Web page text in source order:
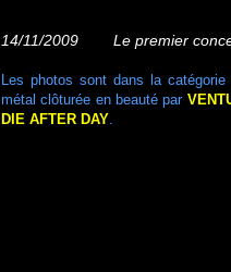
14/11/2009 Le premier
Les photos sont dans la catégorie
métal clôturée en beauté par
DIE AFTER DAY.